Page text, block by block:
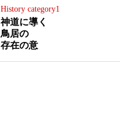
History category1
神道に導く
鳥居の
存在の意